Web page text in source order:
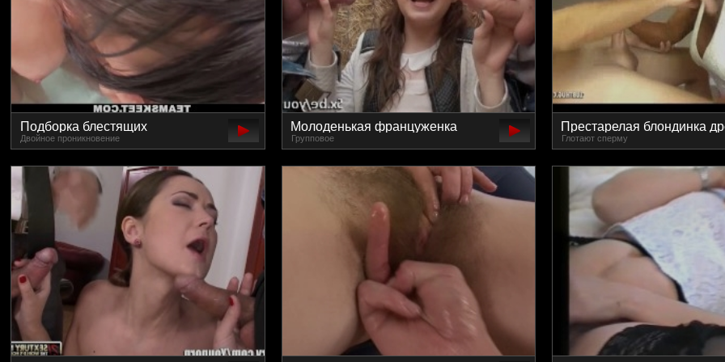
Подборка блестящих
семяизвержений в киски
молодых потаскух
Двойное проникновение
Молоденькая француженка
вместила два хуя сразу на
групповом гангбанге
Групповое
Престарелая блондинка
длинный агрегат парня
буферами и руками
Глотают сперму